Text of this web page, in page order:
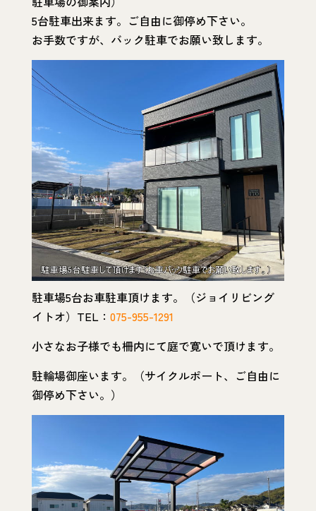
5台駐車出来ます。ご自由に御停め下さい。
お手数ですが、バック駐車でお願い致します。
駐車場5台お車駐車頂けます。（ジョイリビング
イトオ）TEL： 075-955-1291
小さなお子様でも柵内にて庭で寛いで頂けます。
駐輪場御座います。（サイクルポート、ご自由に
御停め下さい。）